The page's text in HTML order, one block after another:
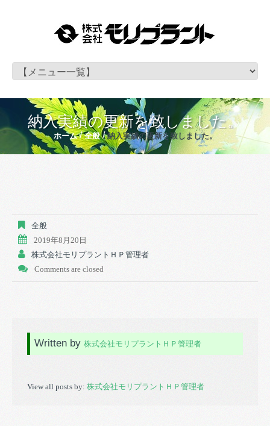
納入実績の更新を致しました。
ホーム 全般 納入実績の更新を致しました。
全般
2019年8月20日
株式会社モリプラントＨＰ管理者
Comments are closed
Written by 株式会社モリプラントＨＰ管理者
View all posts by: 株式会社モリプラントＨＰ管理者